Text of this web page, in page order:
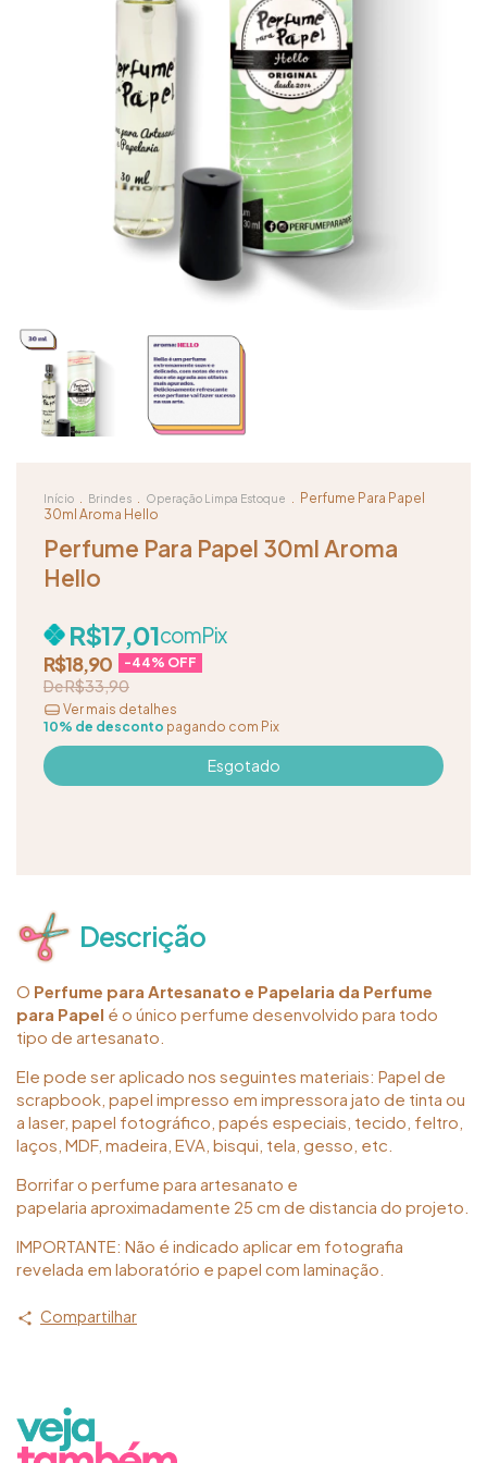
Início . Brindes . Operação Limpa Estoque . Perfume Para Papel
30ml Aroma Hello
Perfume Para Papel 30ml Aroma
Hello
R$18,90 -44% OFF
R$33,90
R$17,01comPix
10% de desconto pagando com Pix
Ver mais detalhes
Descrição
O Perfume para Artesanato e Papelaria da Perfume
para Papel é o único perfume desenvolvido para todo
tipo de artesanato.
Ele pode ser aplicado nos seguintes materiais: Papel de
scrapbook, papel impresso em impressora jato de tinta ou
a laser, papel fotográfico, papés especiais, tecido, feltro,
laços, MDF, madeira, EVA, bisqui, tela, gesso, etc.
Borrifar o perfume para artesanato e
papelaria aproximadamente 25 cm de distancia do projeto.
IMPORTANTE: Não é indicado aplicar em fotografia
revelada em laboratório e papel com laminação.
Compartilhar
src="https://d1a9qnv764bsoo.cloudfront.net/